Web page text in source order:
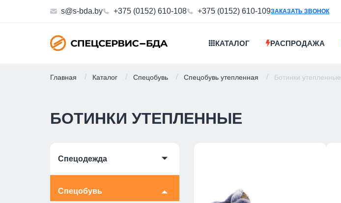
s@s-bda.by +375 (0152) 610-108 +375 (0152) 610-109ЗАКАЗАТЬ ЗВОНОК
КАТАЛОГ РАСПРОДАЖА
Главная Каталог Спецобувь Спецобувь утепленная Ботинки утепленные
БОТИНКИ УТЕПЛЕННЫЕ
Спецодежда 🞃
Спецобувь 🞃